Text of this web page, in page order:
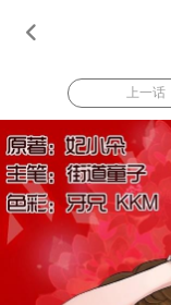

上一话